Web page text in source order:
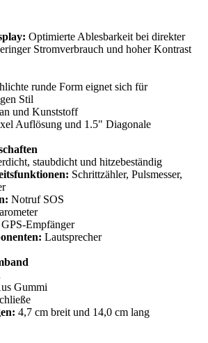
Optimierte Ablesbarkeit bei direkter
Stromverbrauch und hoher Kontrast
runde Form eignet sich für
Stil
und Kunststoff
Auflösung und 1.5" Diagonale
staubdicht und hitzebeständig
Schrittzähler, Pulsmesser,
Notruf SOS
GPS-Empfänger
Lautsprecher
Gummi
4,7 cm breit und 14,0 cm lang